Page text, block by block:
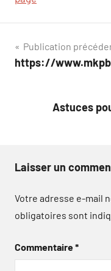
Navigation
de
Publication
https://
Astuces
Laisser un
Votre adresse e-mail
obligatoires sont
Commentaire*